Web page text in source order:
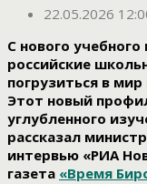
22.05.2026
С нового учебного
российские
погрузиться в
Этот новый
углубленного
рассказал
интервью «РИА
газета «Время